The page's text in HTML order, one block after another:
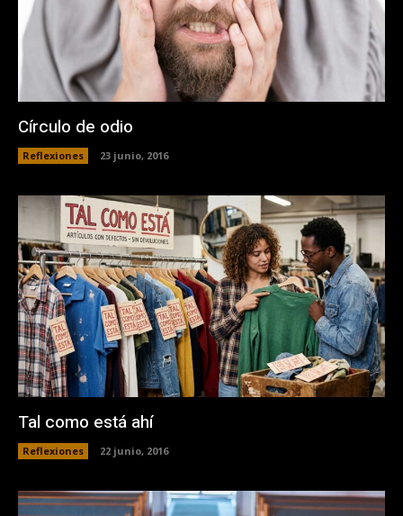
Círculo de odio
Reflexiones 23 junio, 2016
Tal como está ahí
Reflexiones 22 junio, 2016